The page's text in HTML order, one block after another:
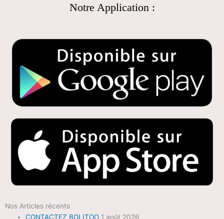
Notre Application :
Nos Articles récents
CONTACTEZ BOLITOO 1 août 2026